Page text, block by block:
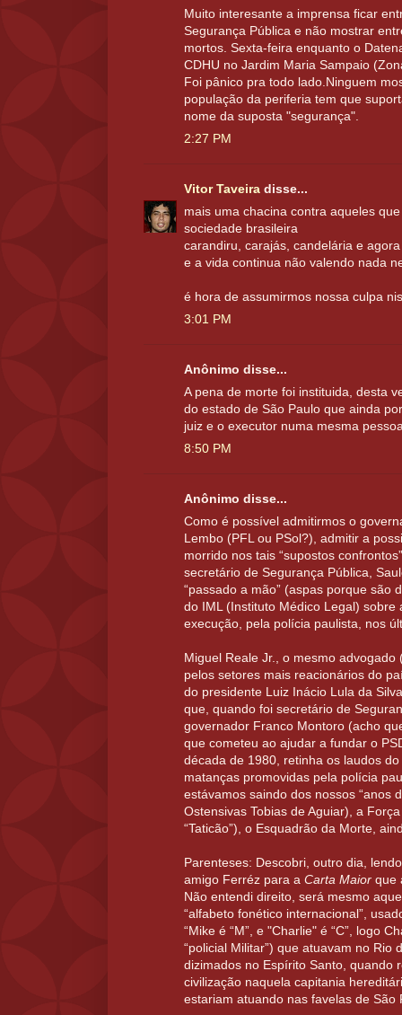
Muito interesante a imprensa ficar
Segurança Pública e não mostrar
mortos. Sexta-feira enquanto o
CDHU no Jardim Maria Sampaio
Foi pânico pra todo lado.Ninguem
população da periferia tem que
nome da suposta "segurança".
2:27 PM
Vitor Taveira disse...
mais uma chacina contra aqueles
sociedade brasileira
carandiru, carajás, candelária e
e a vida continua não valendo nada
é hora de assumirmos nossa culpa
3:01 PM
Anônimo disse...
A pena de morte foi instituida, desta
do estado de São Paulo que ainda
juiz e o executor numa mesma
8:50 PM
Anônimo disse...
Como é possível admitirmos o
Lembo (PFL ou PSol?), admitir a
morrido nos tais “supostos
secretário de Segurança Pública,
“passado a mão” (aspas porque são
do IML (Instituto Médico Legal) sobre
execução, pela polícia paulista, nos
Miguel Reale Jr., o mesmo
pelos setores mais reacionários do
do presidente Luiz Inácio Lula da
que, quando foi secretário de
governador Franco Montoro (acho
que cometeu ao ajudar a fundar o
década de 1980, retinha os laudos
matanças promovidas pela polícia
estávamos saindo dos nossos “anos
Ostensivas Tobias de Aguiar), a
“Taticão”), o Esquadrão da Morte,
Parenteses: Descobri, outro dia,
amigo Ferréz para a Carta Maior que
Não entendi direito, será mesmo
“alfabeto fonético internacional”,
“Mike é “M”, e "Charlie" é “C”, logo
“policial Militar”) que atuavam no Rio
dizimados no Espírito Santo, quando
civilização naquela capitania
estariam atuando nas favelas de São